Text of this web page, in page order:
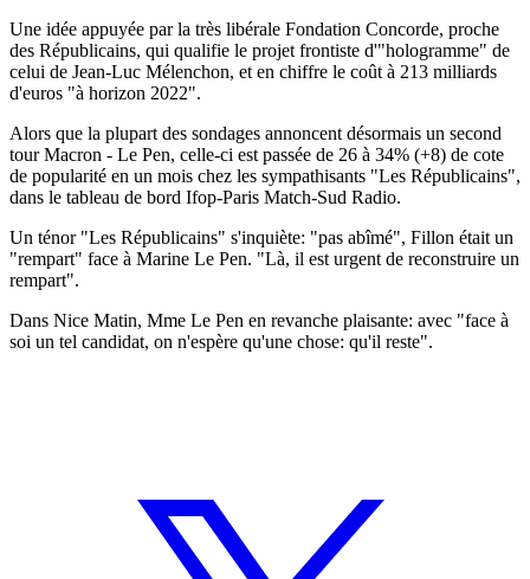
Une idée appuyée par la très libérale Fondation Concorde, proche
des Républicains, qui qualifie le projet frontiste d'"hologramme" de
celui de Jean-Luc Mélenchon, et en chiffre le coût à 213 milliards
d'euros "à horizon 2022".
Alors que la plupart des sondages annoncent désormais un second
tour Macron - Le Pen, celle-ci est passée de 26 à 34% (+8) de cote
de popularité en un mois chez les sympathisants "Les Républicains",
dans le tableau de bord Ifop-Paris Match-Sud Radio.
Un ténor "Les Républicains" s'inquiète: "pas abîmé", Fillon était un
"rempart" face à Marine Le Pen. "Là, il est urgent de reconstruire un
rempart".
Dans Nice Matin, Mme Le Pen en revanche plaisante: avec "face à
soi un tel candidat, on n'espère qu'une chose: qu'il reste".